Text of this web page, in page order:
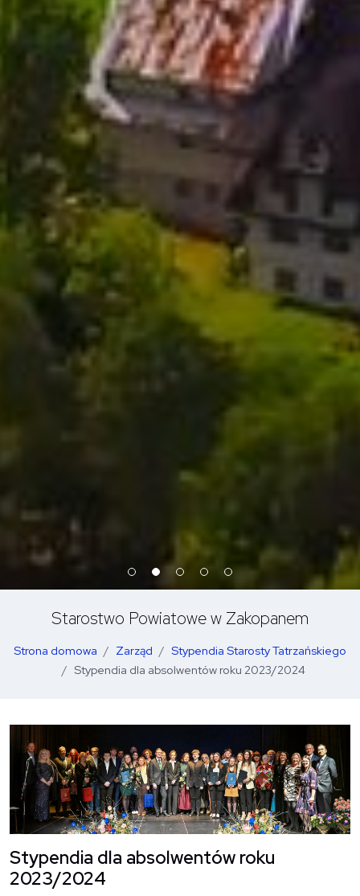
Starostwo Powiatowe w Zakopanem
Strona domowa Zarząd
Stypendia Starosty Tatrzańskiego
Stypendia dla absolwentów roku 2023/2024
Stypendia dla absolwentów roku
2023/2024